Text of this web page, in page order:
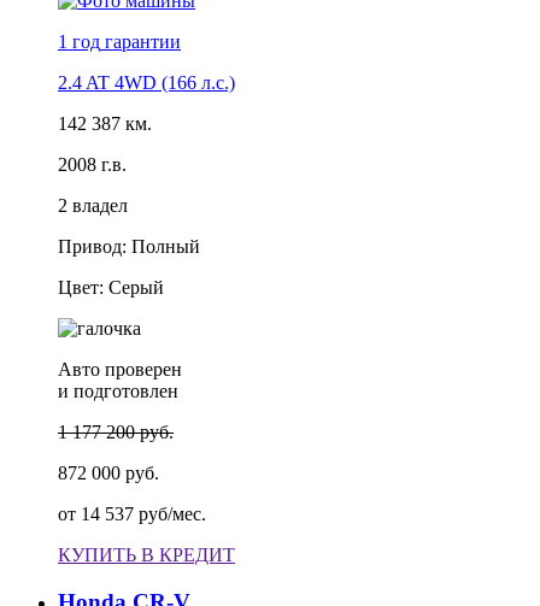
1 год гарантии
2.4 AT 4WD (166 л.с.)
142 387 км.
2008 г.в.
2 владел
Привод: Полный
Цвет: Серый
Авто проверен
и подготовлен
1 177 200 руб.
872 000 руб.
от 14 537 руб/мес.
КУПИТЬ В КРЕДИТ